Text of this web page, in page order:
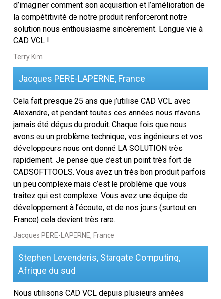
d’imaginer comment son acquisition et l’amélioration de
la compétitivité de notre produit renforceront notre
solution nous enthousiasme sincèrement. Longue vie à
CAD VCL !
Terry Kim
Jacques PERE-LAPERNE, France
Cela fait presque 25 ans que j’utilise CAD VCL avec
Alexandre, et pendant toutes ces années nous n’avons
jamais été déçus du produit. Chaque fois que nous
avons eu un problème technique, vos ingénieurs et vos
développeurs nous ont donné LA SOLUTION très
rapidement. Je pense que c’est un point très fort de
CADSOFTTOOLS. Vous avez un très bon produit parfois
un peu complexe mais c’est le problème que vous
traitez qui est complexe. Vous avez une équipe de
développement à l’écoute, et de nos jours (surtout en
France) cela devient très rare.
Jacques PERE-LAPERNE, France
Stephen Levenderis, Stargate Computing,
Afrique du sud
Nous utilisons CAD VCL depuis plusieurs années